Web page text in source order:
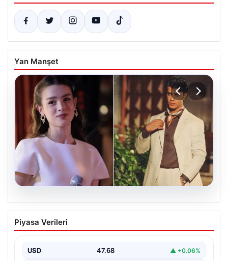
Yan Manşet
05.08.2026
‘Yeraltı’ dizisinde şok olay! Babası suç
duyurusunda bulundu: ‘Kızımla reşit
Piyasa Verileri
USD 47.68 ▲ +0.06%